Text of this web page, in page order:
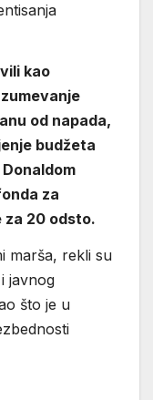
kao
od napada,
budžeta
za
20 odsto.
marša, rekli su
javnog
što je u